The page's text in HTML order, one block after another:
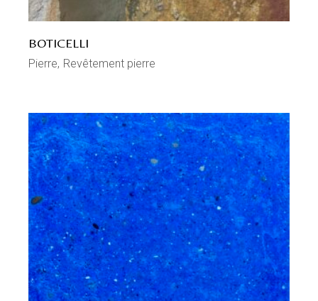
BOTICELLI
Pierre Revêtement pierre